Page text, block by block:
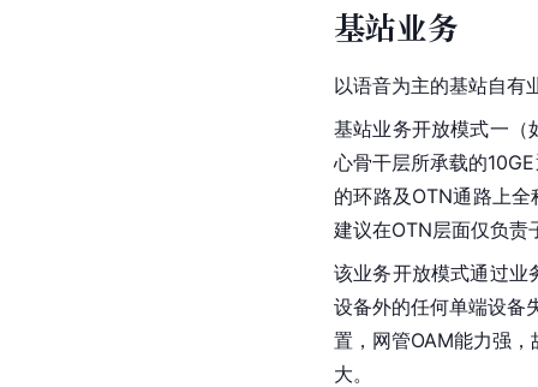
基站业务
以语音为主的基站自有
基站业务开放模式一（
心骨干层所承载的
的环路及OTN通路上
建议在OTN层面仅负责
该业务开放模式通过业
设备外的任何单端设备
置，网管OAM能力强
大。